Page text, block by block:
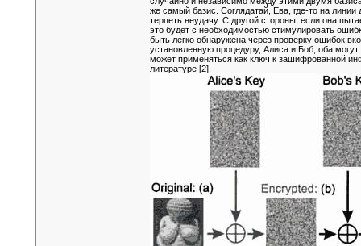
же самый базис. Соглядатай, Ева, где-то на
терпеть неудачу. С другой стороны, если она
это будет с необходимостью стимулировать
быть легко обнаружена через проверку ошибок
установленную процедуру, Алиса и Боб, оба могут
может применяться как ключ к зашифрованной
литературе [2].